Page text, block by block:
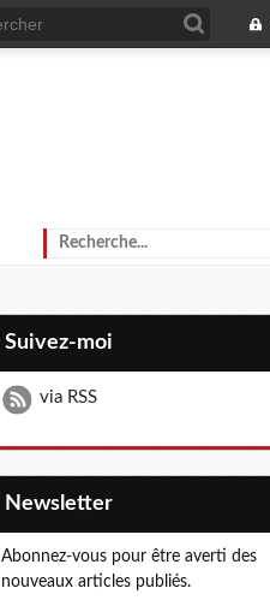
Suivez-moi
via RSS
Newsletter
Abonnez-vous pour être averti des
nouveaux articles publiés.